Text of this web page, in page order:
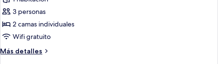
de
Habitación
Deluxe
con
2
camas
3 personas
2 camas individuales
Wifi gratuito
Más detalles
Más